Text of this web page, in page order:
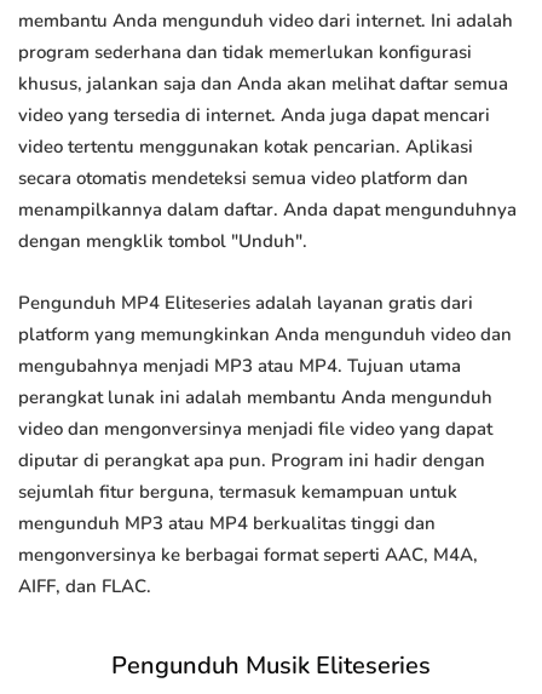
membantu Anda mengunduh video dari internet. Ini adalah
program sederhana dan tidak memerlukan konfigurasi
khusus, jalankan saja dan Anda akan melihat daftar semua
video yang tersedia di internet. Anda juga dapat mencari
video tertentu menggunakan kotak pencarian. Aplikasi
secara otomatis mendeteksi semua video platform dan
menampilkannya dalam daftar. Anda dapat mengunduhnya
dengan mengklik tombol "Unduh".
Pengunduh MP4 Eliteseries adalah layanan gratis dari
platform yang memungkinkan Anda mengunduh video dan
mengubahnya menjadi MP3 atau MP4. Tujuan utama
perangkat lunak ini adalah membantu Anda mengunduh
video dan mengonversinya menjadi file video yang dapat
diputar di perangkat apa pun. Program ini hadir dengan
sejumlah fitur berguna, termasuk kemampuan untuk
mengunduh MP3 atau MP4 berkualitas tinggi dan
mengonversinya ke berbagai format seperti AAC, M4A,
AIFF, dan FLAC.
Pengunduh Musik Eliteseries